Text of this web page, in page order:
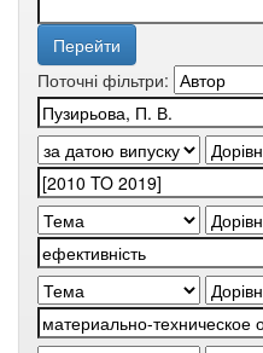
Поточні фільтри: